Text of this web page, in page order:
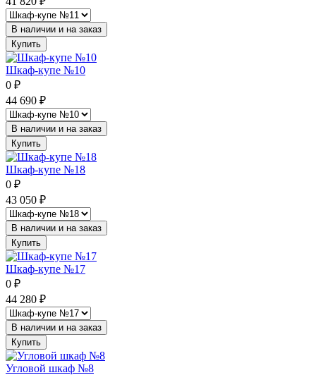
В наличии и на заказ
Купить
Шкаф-купе №10
0 ₽
44 690 ₽
В наличии и на заказ
Купить
Шкаф-купе №18
0 ₽
43 050 ₽
В наличии и на заказ
Купить
Шкаф-купе №17
0 ₽
44 280 ₽
В наличии и на заказ
Купить
Угловой шкаф №8